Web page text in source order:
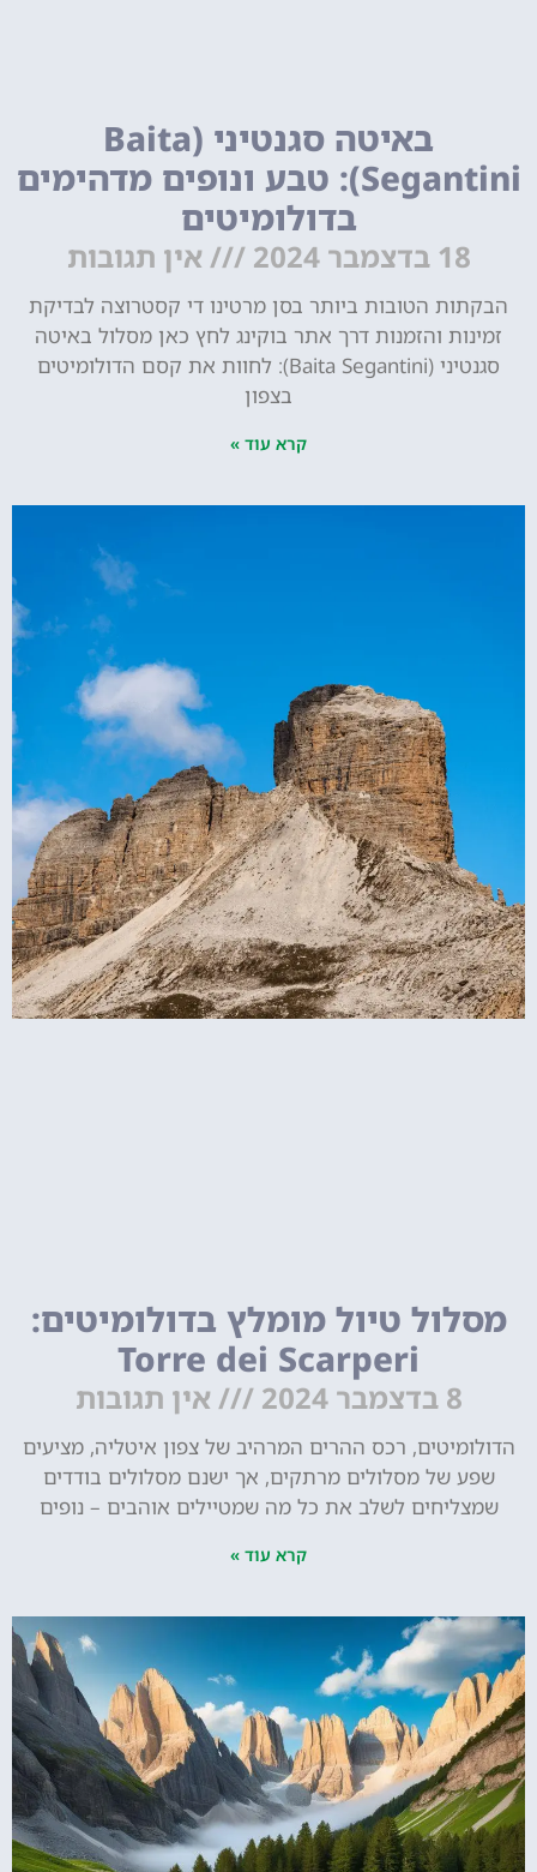
באיטה סגנטיני (Baita
Segantini): טבע ונופים מדהימים
בדולומיטים
18 בדצמבר 2024 אין תגובות
הבקתות הטובות ביותר בסן מרטינו די קסטרוצה לבדיקת
זמינות והזמנות דרך אתר בוקינג לחץ כאן מסלול באיטה
סגנטיני (Baita Segantini): לחוות את קסם הדולומיטים
בצפון
קרא עוד »
מסלול טיול מומלץ בדולומיטים:
Torre dei Scarperi
8 בדצמבר 2024 אין תגובות
הדולומיטים, רכס ההרים המרהיב של צפון איטליה, מציעים
שפע של מסלולים מרתקים, אך ישנם מסלולים בודדים
שמצליחים לשלב את כל מה שמטיילים אוהבים – נופים
קרא עוד »